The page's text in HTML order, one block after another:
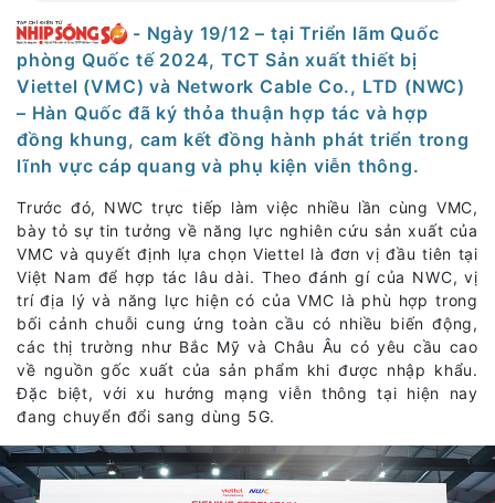
- Ngày 19/12 – tại Triển lãm Quốc
phòng Quốc tế 2024, TCT Sản xuất thiết bị
Viettel (VMC) và Network Cable Co., LTD (NWC)
– Hàn Quốc đã ký thỏa thuận hợp tác và hợp
đồng khung, cam kết đồng hành phát triển trong
lĩnh vực cáp quang và phụ kiện viễn thông.
Trước đó, NWC trực tiếp làm việc nhiều lần cùng VMC,
bày tỏ sự tin tưởng về năng lực nghiên cứu sản xuất của
VMC và quyết định lựa chọn Viettel là đơn vị đầu tiên tại
Việt Nam để hợp tác lâu dài. Theo đánh gí của NWC, vị
trí địa lý và năng lực hiện có của VMC là phù hợp trong
bối cảnh chuỗi cung ứng toàn cầu có nhiều biến động,
các thị trường như Bắc Mỹ và Châu Âu có yêu cầu cao
về nguồn gốc xuất của sản phẩm khi được nhập khẩu.
Đặc biệt, với xu hướng mạng viễn thông tại hiện nay
đang chuyển đổi sang dùng 5G.